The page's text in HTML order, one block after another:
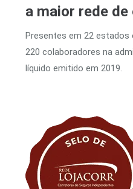
a maior rede
Presentes em 22 estados
220 colaboradores na
líquido emitido em 2019.